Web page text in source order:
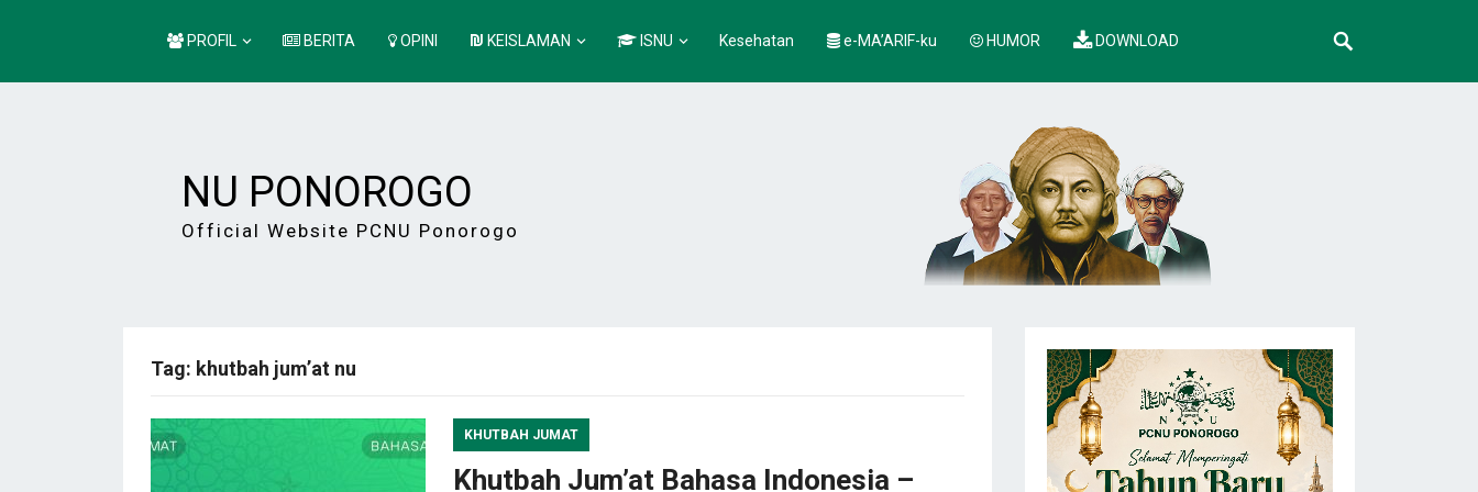
PROFIL BERITA OPINI KEISLAMAN ISNU Kesehatan e-MA’ARIF-ku HUMOR DOWNLOAD
NU PONOROGO
Official Website PCNU Ponorogo
Tag: khutbah jum’at nu
KHUTBAH JUMAT
Khutbah Jum’at Bahasa Indonesia –